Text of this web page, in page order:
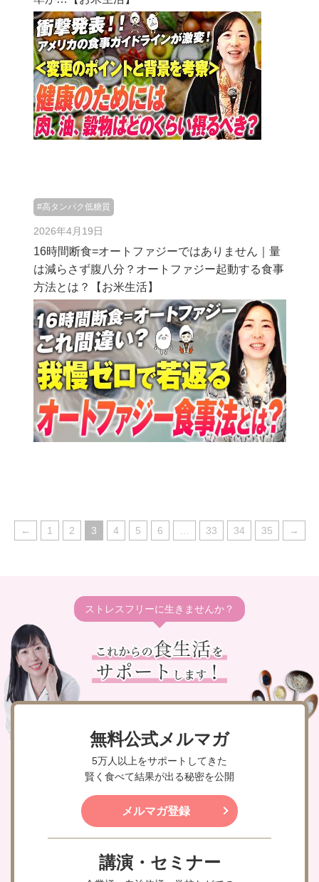
#高タンパク低糖質
2026年4月19日
16時間断食=オートファジーではありません｜量
は減らさず腹八分？オートファジー起動する食事
方法とは？【お米生活】
← 1 2 3 4 5 6 33 34 35 →
ストレスフリーに生きませんか？
無料公式メルマガ
5万人以上をサポートしてきた
賢く食べて結果が出る秘密を公開
メルマガ登録
講演・セミナー